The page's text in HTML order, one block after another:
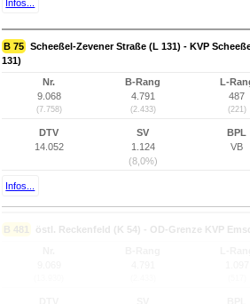
Infos...
B 75 Scheeßel-Zevener Straße (L 131) - KVP
131)
Nr.
9.068
(7.758)
B-Rang
4.791
(2.433)
L-
487
(221)
DTV
14.052
SV
1.124
(8,0%)
BPL
VB
Infos...
B 481 östl. Reckenfeld (K 54) - OD-Grenze KVP